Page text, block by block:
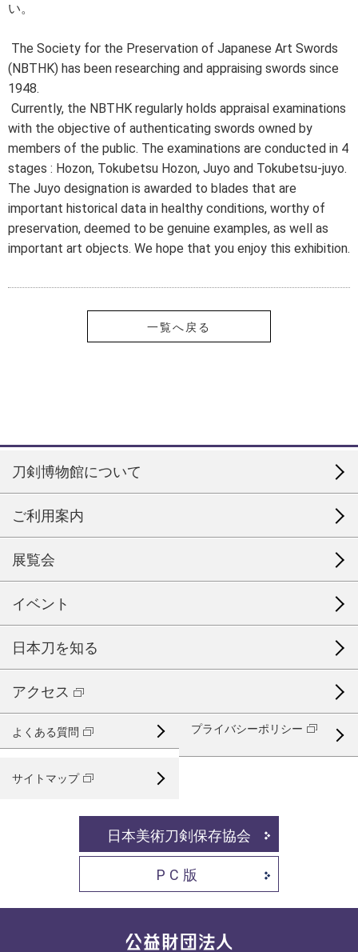
い。
The Society for the Preservation of Japanese Art Swords
(NBTHK) has been researching and appraising swords since
1948.
Currently, the NBTHK regularly holds appraisal examinations
with the objective of authenticating swords owned by
members of the public. The examinations are conducted in 4
stages : Hozon, Tokubetsu Hozon, Juyo and Tokubetsu-juyo.
The Juyo designation is awarded to blades that are
important historical data in healthy conditions, worthy of
preservation, deemed to be genuine examples, as well as
important art objects. We hope that you enjoy this exhibition.
一覧へ戻る
刀剣博物館について
ご利用案内
展覧会
イベント
日本刀を知る
アクセス
よくある質問 プライバシーポリシー
サイトマップ
日本美術刀剣保存協会